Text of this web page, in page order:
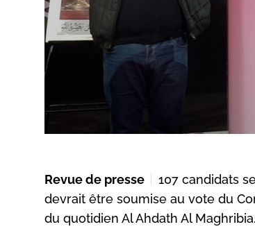
Revue de presse
107 candidats
devrait être soumise au vote du
du quotidien Al Ahdath Al Maghribia.